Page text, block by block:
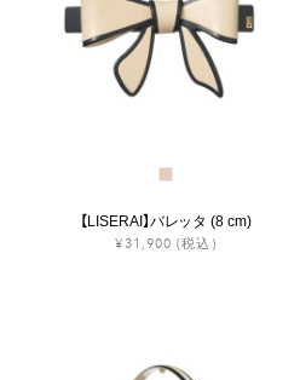
【LISERAI】バレッタ (8 cm)
¥31,900 (税込)